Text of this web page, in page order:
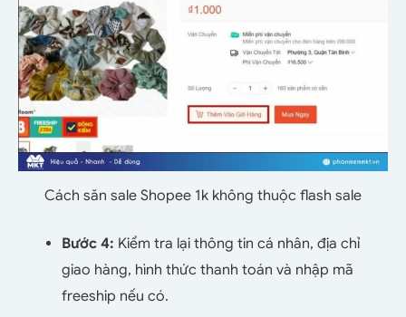
Cách săn sale Shopee 1k không thuộc flash sale
Bước 4: Kiểm tra lại thông tin cá nhân, địa chỉ
giao hàng, hình thức thanh toán và nhập mã
freeship nếu có.